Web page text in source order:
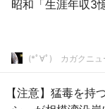
昭和「生涯年収3
(*ﾟ∀ﾟ)ゞカガクニュ
【注意】猛毒を持